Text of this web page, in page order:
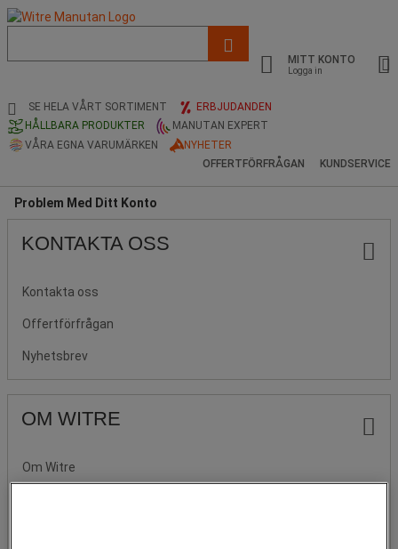
och
sökhistorik
MITT KONTO
Logga in
SE HELA VÅRT SORTIMENT
ERBJUDANDEN
HÅLLBARA PRODUKTER
MANUTAN EXPERT
VÅRA EGNA VARUMÄRKEN
NYHETER
OFFERTFÖRFRÅGAN
KUNDSERVICE
Problem Med Ditt Konto
KONTAKTA OSS
Kontakta oss
Offertförfrågan
Nyhetsbrev
OM WITRE
Om Witre